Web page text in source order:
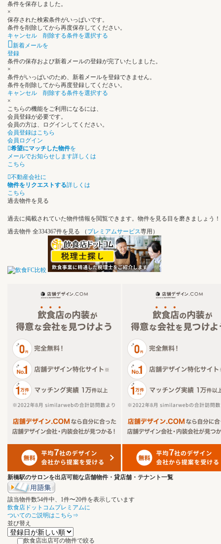
条件を保存しました。
×
保存された検索条件がいっぱいです。
条件を削除してから再度保存してください。
キャンセル
削除する条件を選択する
新着メールを
登録
条件の保存および新着メールの登録が完了いたしました。
×
条件がいっぱいのため、新着メールを登録できません。
条件を削除してから再度登録してください。
キャンセル
削除する条件を選択する
×
こちらの機能をご利用になるには、
会員登録が必要です。
会員の方は、ログインしてください。
会員登録はこちら
会員ログイン
希望にマッチした物件を
メールでお知らせします詳しくは
こちら
不動産会社に
物件をリクエストする詳しくは
こちら
過去物件を見る
過去に掲載されていた物件情報を閲覧できます。物件を見る目を磨きましょう！
過去物件 全334367件を見る （ プレミアムサービス専用）
新橋駅のサロンを出店可能な店舗物件・貸店舗・テナント一覧
該当物件数54件中、 1件〜20件を表示しています
飲食店ドットコムプレミアムに
ついてのご説明はこちら⇒
並び替え
飲食店出店可の物件で絞る